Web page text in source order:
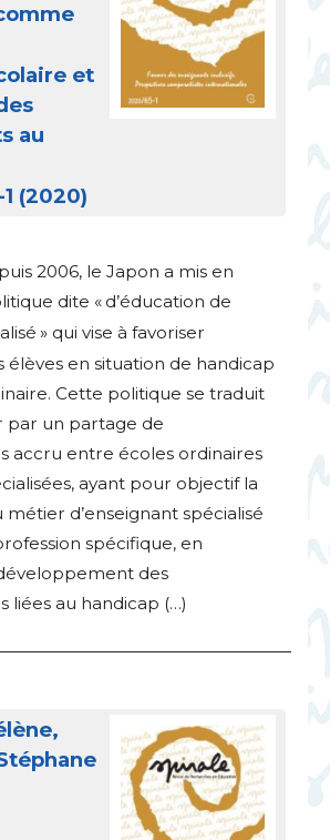
et
au
(2020)
2006, le Japon a mis en
dite « d’éducation de
» qui vise à favoriser
élèves en situation de handicap
Cette politique se traduit
par un partage de
accru entre écoles ordinaires
ayant pour objectif la
métier d’enseignant spécialisé
spécifique, en
des
liées au handicap (…)